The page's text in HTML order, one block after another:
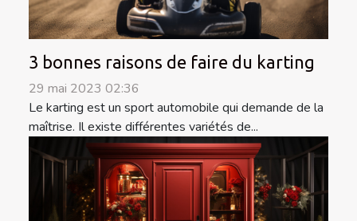
3 bonnes raisons de faire du karting
29 mai 2023 02:36
Le karting est un sport automobile qui demande de la
maîtrise. Il existe différentes variétés de...